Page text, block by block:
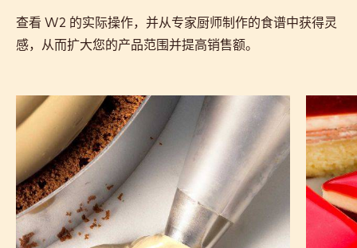
查看 W2 的实际操作，并从专家厨师制作的食谱中获得灵
感，从而扩大您的产品范围并提高销售额。
白
巧
力
奶
酱
巧
克
力
巴
伐